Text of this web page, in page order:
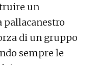
un
pallacanestro
di un gruppo
sempre le